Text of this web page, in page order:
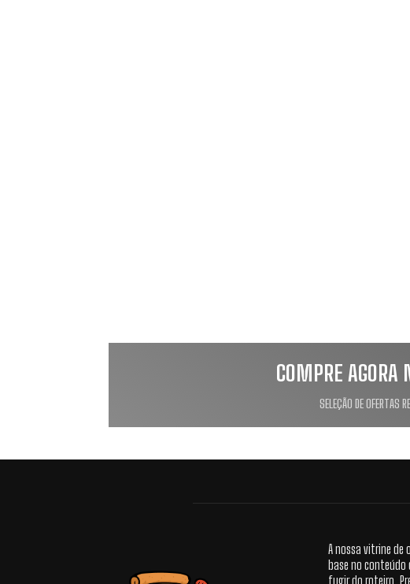
COMPRE
SELEÇÃO DE OFERTAS
A nossa vitrine de
base no conteúdo
fugir do roteiro.